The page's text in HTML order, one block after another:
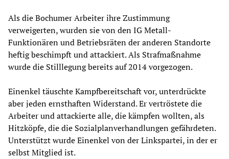
Als die Bochumer Arbeiter ihre Zustimmung
verweigerten, wurden sie von den IG Metall-
Funktionären und Betriebsräten der anderen Standorte
heftig beschimpft und attackiert. Als Strafmaßnahme
wurde die Stilllegung bereits auf 2014 vorgezogen.
Einenkel täuschte Kampfbereitschaft vor, unterdrückte
aber jeden ernsthaften Widerstand. Er vertröstete die
Arbeiter und attackierte alle, die kämpfen wollten, als
Hitzköpfe, die die Sozialplanverhandlungen gefährdeten.
Unterstützt wurde Einenkel von der Linkspartei, in der er
selbst Mitglied ist.